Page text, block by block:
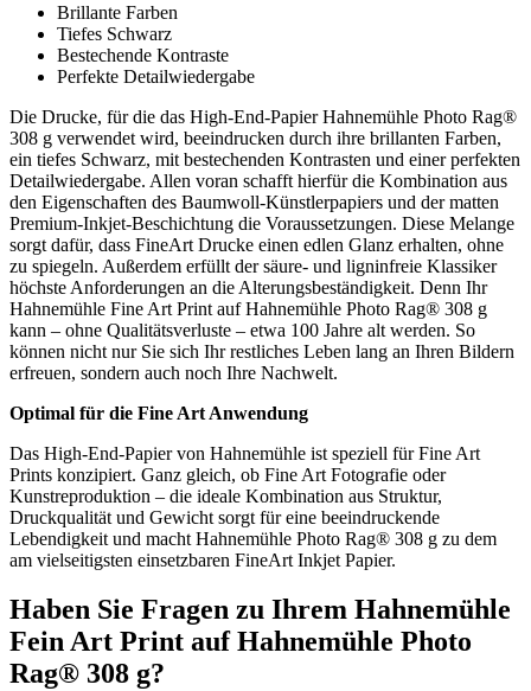
Brillante Farben
Tiefes Schwarz
Bestechende Kontraste
Perfekte Detailwiedergabe
Die Drucke, für die das High-End-Papier Hahnemühle Photo Rag®
308 g verwendet wird, beeindrucken durch ihre brillanten Farben,
ein tiefes Schwarz, mit bestechenden Kontrasten und einer perfekten
Detailwiedergabe. Allen voran schafft hierfür die Kombination aus
den Eigenschaften des Baumwoll-Künstlerpapiers und der matten
Premium-Inkjet-Beschichtung die Voraussetzungen. Diese Melange
sorgt dafür, dass FineArt Drucke einen edlen Glanz erhalten, ohne
zu spiegeln. Außerdem erfüllt der säure- und ligninfreie Klassiker
höchste Anforderungen an die Alterungsbeständigkeit. Denn Ihr
Hahnemühle Fine Art Print auf Hahnemühle Photo Rag® 308 g
kann – ohne Qualitätsverluste – etwa 100 Jahre alt werden. So
können nicht nur Sie sich Ihr restliches Leben lang an Ihren Bildern
erfreuen, sondern auch noch Ihre Nachwelt.
Optimal für die Fine Art Anwendung
Das High-End-Papier von Hahnemühle ist speziell für Fine Art
Prints konzipiert. Ganz gleich, ob Fine Art Fotografie oder
Kunstreproduktion – die ideale Kombination aus Struktur,
Druckqualität und Gewicht sorgt für eine beeindruckende
Lebendigkeit und macht Hahnemühle Photo Rag® 308 g zu dem
am vielseitigsten einsetzbaren FineArt Inkjet Papier.
Haben Sie Fragen zu Ihrem Hahnemühle
Fein Art Print auf Hahnemühle Photo
Rag® 308 g?